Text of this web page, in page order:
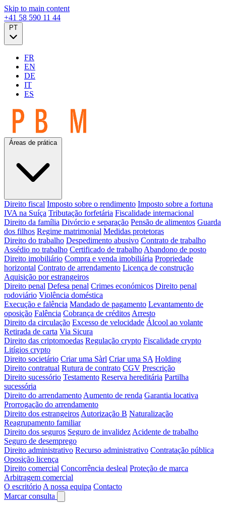
Skip to main content
+41 58 590 11 44
FR
EN
DE
IT
ES
Áreas de prática
Direito fiscal Imposto sobre o rendimento Imposto sobre a fortuna
IVA na Suíça Tributação forfetária Fiscalidade internacional
Direito da família Divórcio e separação Pensão de alimentos Guarda
dos filhos Regime matrimonial Medidas protetoras
Direito do trabalho Despedimento abusivo Contrato de trabalho
Assédio no trabalho Certificado de trabalho Abandono de posto
Direito imobiliário Compra e venda imobiliária Propriedade
horizontal Contrato de arrendamento Licença de construção
Aquisição por estrangeiros
Direito penal Defesa penal Crimes económicos Direito penal
rodoviário Violência doméstica
Execução e falência Mandado de pagamento Levantamento de
oposição Falência Cobrança de créditos Arresto
Direito da circulação Excesso de velocidade Álcool ao volante
Retirada de carta Via Sicura
Direito das criptomoedas Regulação crypto Fiscalidade crypto
Litígios crypto
Direito societário Criar uma Sàrl Criar uma SA Holding
Direito contratual Rutura de contrato CGV Prescrição
Direito sucessório Testamento Reserva hereditária Partilha
sucessória
Direito do arrendamento Aumento de renda Garantia locativa
Prorrogação do arrendamento
Direito dos estrangeiros Autorização B Naturalização
Reagrupamento familiar
Direito dos seguros Seguro de invalidez Acidente de trabalho
Seguro de desemprego
Direito administrativo Recurso administrativo Contratação pública
Oposição licença
Direito comercial Concorrência desleal Proteção de marca
Arbitragem comercial
O escritório A nossa equipa Contacto
Marcar consulta